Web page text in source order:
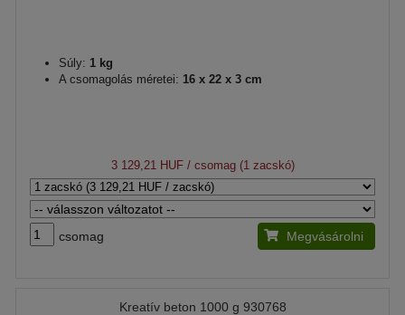
Súly: 1 kg
A csomagolás méretei: 16 x 22 x 3 cm
3 129,21 HUF/ csomag (1 zacskó)
csomag Megvásárolni
Kreatív beton 1000 g 930768